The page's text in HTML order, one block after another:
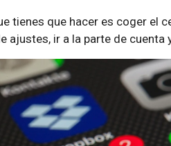
tienes que hacer es coger el
ajustes, ir a la parte de